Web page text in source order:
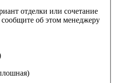
отделки или сочетание
об этом менеджеру